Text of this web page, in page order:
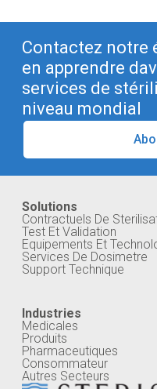
Contactez notre
en apprendre
services de
niveau mondial
Solutions
Contractuels De
Test Et Validation
Equipements Et
Services De Dosimetre
Support Technique
Industries
Medicales
Produits
Pharmaceutiques
Consommateur
Autres Secteurs